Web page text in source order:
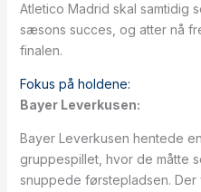
Atletico Madrid skal samtidig
sæsons succes, og atter nå
finalen.
Fokus på holdene:
Bayer Leverkusen:
Bayer Leverkusen hentede
gruppespillet, hvor de måtte
snuppede førstepladsen.